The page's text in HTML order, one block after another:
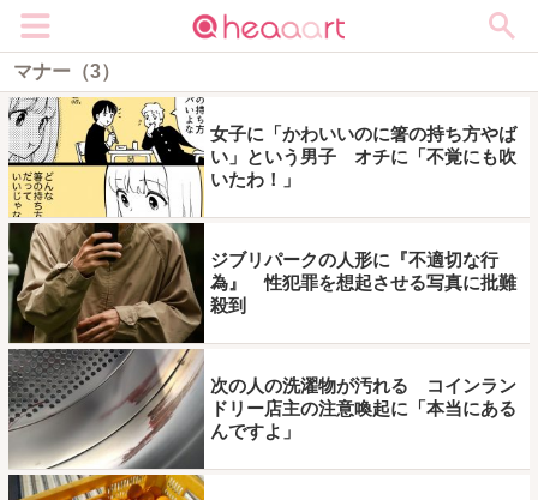
マナー（3）
女子に「かわいいのに箸の持ち方やば
い」という男子 オチに「不覚にも吹
いたわ！」
ジブリパークの人形に『不適切な行
為』 性犯罪を想起させる写真に批難
殺到
次の人の洗濯物が汚れる コインラン
ドリー店主の注意喚起に「本当にある
んですよ」